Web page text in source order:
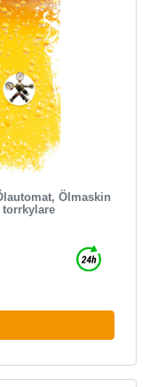
Ölmaskin
torrkylare